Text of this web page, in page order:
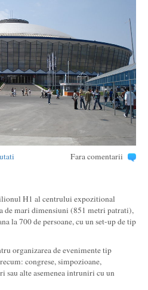
Fara comentarii
H1 al centrului expozitional
de mari dimensiuni (851 metri patrati),
la 700 de persoane, cu un set-up de tip
organizarea de evenimente tip
congrese, simpozioane,
sau alte asemenea intruniri cu un